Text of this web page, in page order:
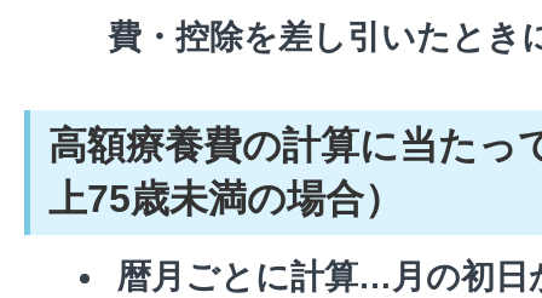
費・控除を差し引いたとき
高額療養費の計算に当たっ
上75歳未満の場合）
暦月ごとに計算…月の初日